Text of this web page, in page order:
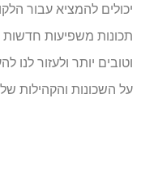
יכולים להמציא עבור
תכונות משפיעות חדשות
וטובים יותר ולעזור לנו
על השכונות והקהילות